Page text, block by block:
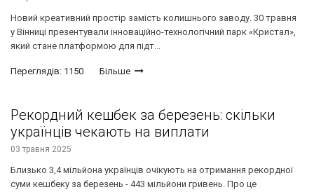
Новий креативний простір замість колишнього заводу. 30 травня
у Вінниці презентували інноваційно-технологічний парк «Кристал»,
який стане платформою для підт...
Переглядів: 1150 Більше
Рекордний кешбек за березень: скільки
українців чекають на виплати
03 травня 2025
Близько 3,4 мільйона українців очікують на отримання рекордної
суми кешбеку за березень - 443 мільйони гривень. Про це